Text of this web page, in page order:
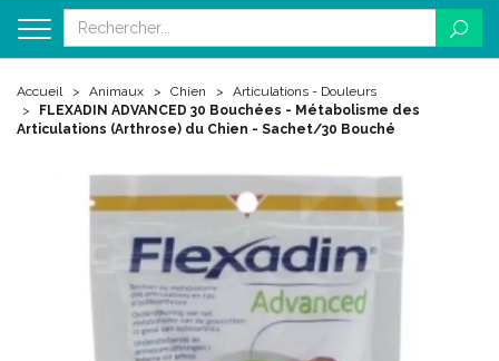
Accueil Animaux Chien
Articulations - Douleurs
FLEXADIN ADVANCED 30 Bouchées - Métabolisme des
Articulations (Arthrose) du Chien - Sachet/30 Bouché